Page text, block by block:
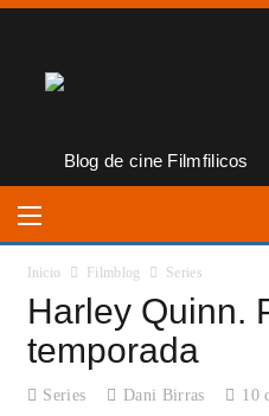
Inicio Filmblog Series
Harley Quinn.
temporada
Series Dani Birras 10